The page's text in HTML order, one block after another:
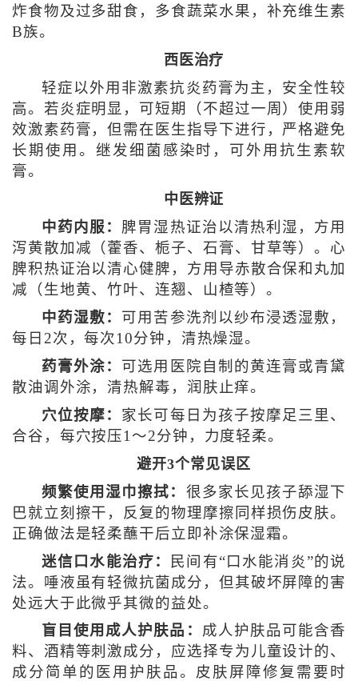
炸食物及过多甜食，多食蔬菜水果，补充维生素
B族。
西医治疗
轻症以外用非激素抗炎药膏为主，安全性较
高。若炎症明显，可短期（不超过一周）使用弱
效激素药膏，但需在医生指导下进行，严格避免
长期使用。继发细菌感染时，可外用抗生素软
膏。
中医辨证
中药内服： 脾胃湿热证治以清热利湿，方用
泻黄散加减（藿香、栀子、石膏、甘草等）。心
脾积热证治以清心健脾，方用导赤散合保和丸加
减（生地黄、竹叶、连翘、山楂等）。
中药湿敷： 可用苦参洗剂以纱布浸透湿敷，
每日2次，每次10分钟，清热燥湿。
药膏外涂： 可选用医院自制的黄连膏或青黛
散油调外涂，清热解毒，润肤止痒。
穴位按摩： 家长可每日为孩子按摩足三里、
合谷，每穴按压1～2分钟，力度轻柔。
避开3个常见误区
频繁使用湿巾擦拭： 很多家长见孩子舔湿下
巴就立刻擦干，反复的物理摩擦同样损伤皮肤。
正确做法是轻柔蘸干后立即补涂保湿霜。
迷信口水能治疗：
民间有“口水能消炎”的说
法。唾液虽有轻微抗菌成分，但其破坏屏障的害
处远大于此微乎其微的益处。
盲目使用成人护肤品： 成人护肤品可能含香
料、酒精等刺激成分，应选择专为儿童设计的、
成分简单的医用护肤品。皮肤屏障修复需要时